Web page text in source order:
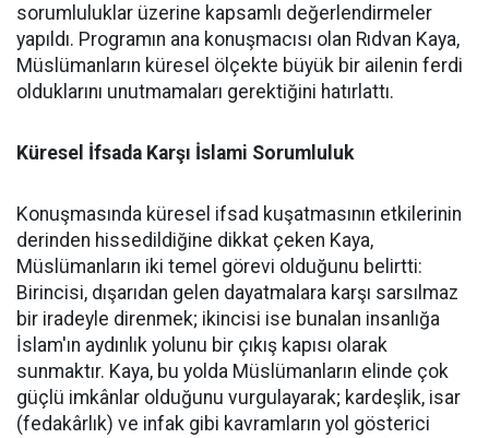
sorumluluklar üzerine kapsamlı değerlendirmeler
yapıldı. Programın ana konuşmacısı olan Rıdvan Kaya,
Müslümanların küresel ölçekte büyük bir ailenin ferdi
olduklarını unutmamaları gerektiğini hatırlattı.
Küresel İfsada Karşı İslami Sorumluluk
Konuşmasında küresel ifsad kuşatmasının etkilerinin
derinden hissedildiğine dikkat çeken Kaya,
Müslümanların iki temel görevi olduğunu belirtti:
Birincisi, dışarıdan gelen dayatmalara karşı sarsılmaz
bir iradeyle direnmek; ikincisi ise bunalan insanlığa
İslam'ın aydınlık yolunu bir çıkış kapısı olarak
sunmaktır. Kaya, bu yolda Müslümanların elinde çok
güçlü imkânlar olduğunu vurgulayarak; kardeşlik, isar
(fedakârlık) ve infak gibi kavramların yol gösterici